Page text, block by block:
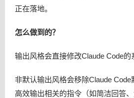
正在落地。
怎么做到的？
输出风格会直接修改Claude Code的
非默认输出风格会移除Claude
高效输出相关的指令（如简洁回答、